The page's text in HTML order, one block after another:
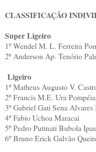
CLASSIFICAÇÃO
Super Ligeiro
1ºWendel M. L. Ferreira
2º Anderson Ap. Tenório
Ligeiro
1ºMatheus Augusto V.
2ºFrancis M.E. Ura Pompéia
3ºGabriel Gati Sena Alvares
4ºFabio Uchoa Maracai
5ºPedro Putinati Bubola
6ºBruno Erick Galvão